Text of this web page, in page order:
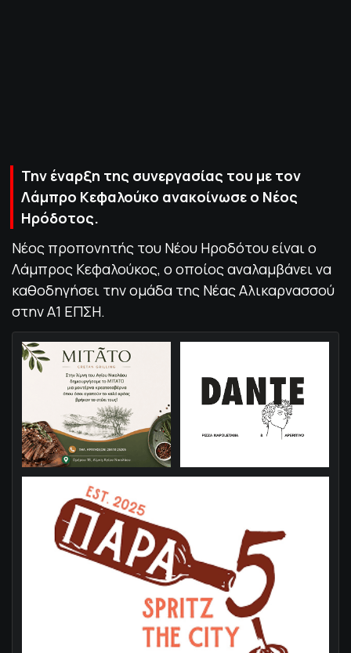
Την έναρξη της συνεργασίας του με τον
Λάμπρο Κεφαλούκο ανακοίνωσε ο Νέος
Ηρόδοτος.
Νέος προπονητής του Νέου Ηροδότου είναι ο
Λάμπρος Κεφαλούκος, ο οποίος αναλαμβάνει να
καθοδηγήσει την ομάδα της Νέας Αλικαρνασσού
στην Α1 ΕΠΣΗ.